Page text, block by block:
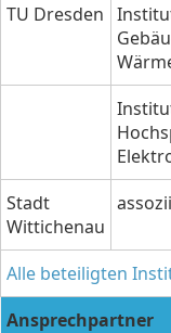
TU Dresden
Stadt
Wittichenau
Alle beteiligten
Ansprechpartner